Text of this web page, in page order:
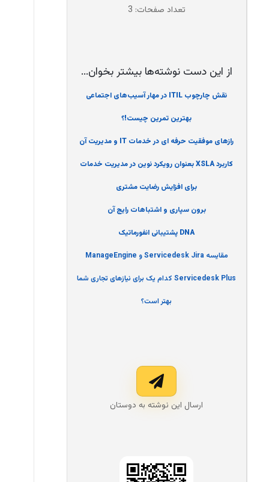
تعداد صفحات: 3
از این دست نوشته‌ها بیشتر بخوان...
نقش چارچوب ITIL در مهار آسیب‌های اجتماعی
بهترین تمرین چیست!؟
رازهای موفقیت حرفه ای در خدمات IT و مدیریت آن
کاربرد XSLA بعنوان رویکرد نوین در مدیریت خدمات
برای افزایش رضایت مشتری
برون سپاری و اشتباهات رایج آن
DNA پشتیبانی انفورماتیک
مقایسه Servicedesk Jira و ManageEngine
Servicedesk Plus کدام یک برای نیازهای تجاری شما
بهتر است؟
ارسال این نوشته به دوستان‌